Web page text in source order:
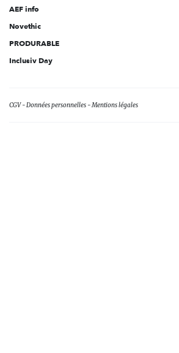
AEF info
Novethic
PRODURABLE
Inclusiv Day
CGV Données personnelles Mentions légales